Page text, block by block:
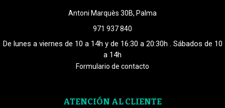
Antoni Marquès 30B, Palma
971 937 840
De lunes a viernes de 10 a 14h y de 16:30 a 20:30h . Sábados de 10
a 14h
Formulario de contacto
ATENCIÓN AL CLIENTE